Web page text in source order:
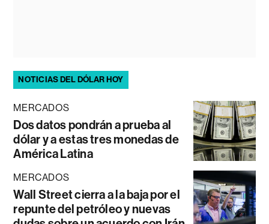
NOTICIAS DEL DÓLAR HOY
MERCADOS
Dos datos pondrán a prueba al
dólar y a estas tres monedas de
América Latina
MERCADOS
Wall Street cierra a la baja por el
repunte del petróleo y nuevas